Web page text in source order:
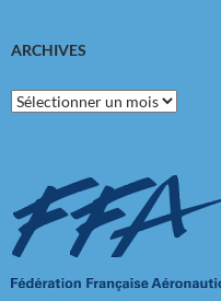
ARCHIVES
Archives